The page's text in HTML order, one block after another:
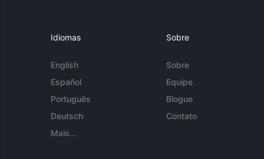
Idiomas
English
Español
Português
Deutsch
Mais...
Sobre
Sobre
Equipe
Blogue
Contato